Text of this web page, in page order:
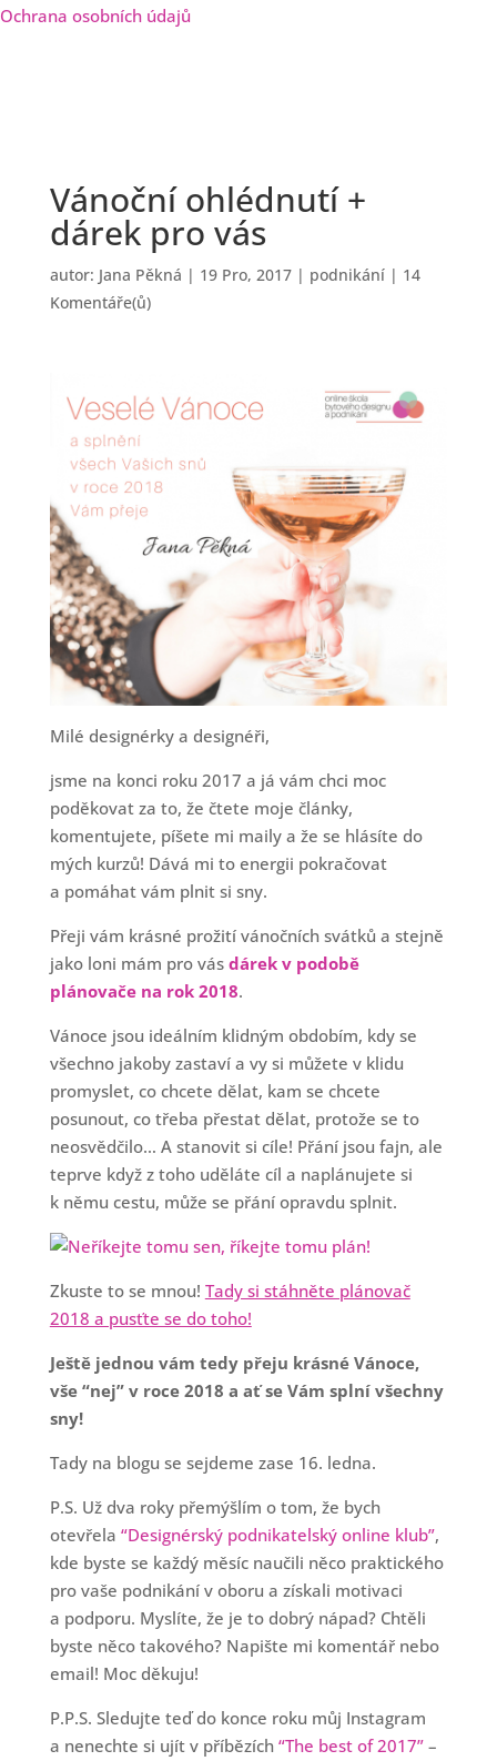
Ochrana osobních údajů
Vánoční ohlédnutí +
dárek pro vás
autor: Jana Pěkná | 19 Pro, 2017| podnikání| 14
Komentáře(ů)
Milé designérky a designéři,
jsme na konci roku 2017 a já vám chci moc
poděkovat za to, že čtete moje články,
komentujete, píšete mi maily a že se hlásíte do
mých kurzů! Dává mi to energii pokračovat
a pomáhat vám plnit si sny.
Přeji vám krásné prožití vánočních svátků a stejně
jako loni mám pro vás dárek v podobě
plánovače na rok 2018.
Vánoce jsou ideálním klidným obdobím, kdy se
všechno jakoby zastaví a vy si můžete v klidu
promyslet, co chcete dělat, kam se chcete
posunout, co třeba přestat dělat, protože se to
neosvědčilo… A stanovit si cíle! Přání jsou fajn, ale
teprve když z toho uděláte cíl a naplánujete si
k němu cestu, může se přání opravdu splnit.
Zkuste to se mnou! Tady si stáhněte plánovač
2018 a pusťte se do toho!
Ještě jednou vám tedy přeju krásné Vánoce,
vše “nej” v roce 2018 a ať se Vám splní všechny
sny!
Tady na blogu se sejdeme zase 16. ledna.
P.S. Už dva roky přemýšlím o tom, že bych
otevřela “Designérský podnikatelský online klub”,
kde byste se každý měsíc naučili něco praktického
pro vaše podnikání v oboru a získali motivaci
a podporu. Myslíte, že je to dobrý nápad? Chtěli
byste něco takového? Napište mi komentář nebo
email! Moc děkuju!
P.P.S. Sledujte teď do konce roku můj Instagram
a nenechte si ujít v příbězích “The best of 2017”–